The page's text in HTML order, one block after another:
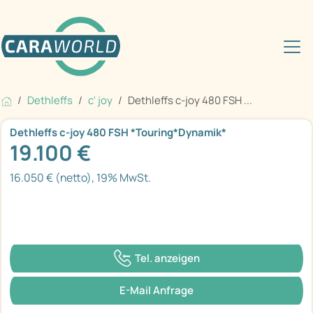
Dethleffs c' joy Dethleffs c-joy 480 FSH ...
Dethleffs c-joy 480 FSH *Touring*Dynamik*
19.100 €
16.050 € (netto), 19% MwSt.
Tel. anzeigen
E-Mail Anfrage